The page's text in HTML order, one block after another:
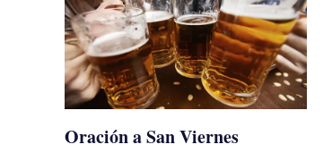
Oración a San Viernes